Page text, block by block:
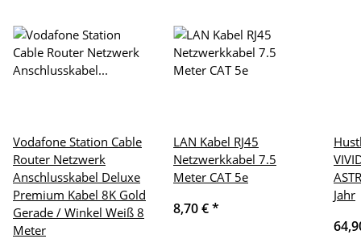
Vodafone Station Cable
Router Netzwerk
Anschlusskabel Deluxe
Premium Kabel 8K Gold
Gerade / Winkel Weiß 8
Meter
LAN Kabel RJ45
Netzwerkkabel 7.5
Meter CAT 5e
8,70 €*
Jahr